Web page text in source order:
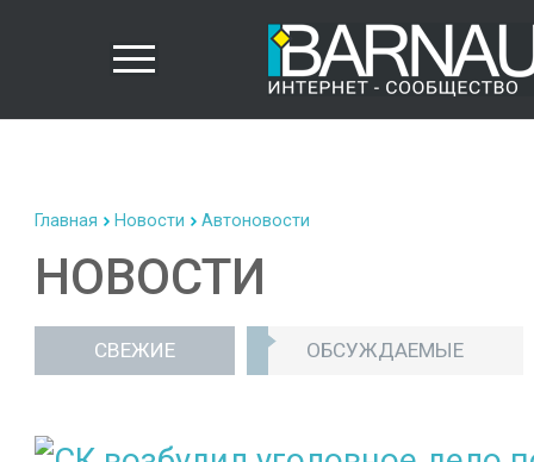
Главная Новости Автоновости
НОВОСТИ
СВЕЖИЕ ОБСУЖДАЕМЫЕ